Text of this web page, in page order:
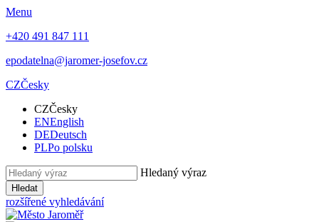
Menu
+420 491 847 111
epodatelna@jaromer-josefov.cz
CZČesky
CZČesky
ENEnglish
DEDeutsch
PLPo polsku
Hledaný výraz
Hledat
rozšířené vyhledávání